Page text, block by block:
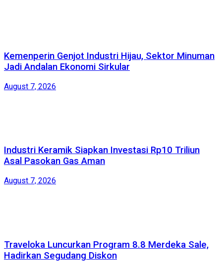
Kemenperin Genjot Industri Hijau, Sektor Minuman
Jadi Andalan Ekonomi Sirkular
August 7, 2026
Industri Keramik Siapkan Investasi Rp10 Triliun
Asal Pasokan Gas Aman
August 7, 2026
Traveloka Luncurkan Program 8.8 Merdeka Sale,
Hadirkan Segudang Diskon